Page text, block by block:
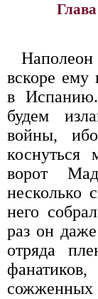
вскоре ему
в
будем
войны,
коснуться
ворот
несколько
него
раз он
отряда
сожженных